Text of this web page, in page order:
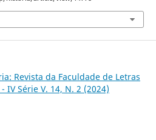
Revista da Faculdade de Letras
IV Série V. 14, N. 2 (2024)